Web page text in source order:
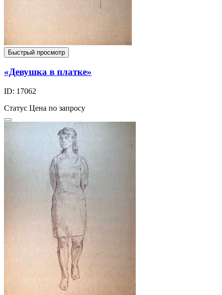
Быстрый просмотр
«Девушка в платке»
ID: 17062
Статус Цена по запросу